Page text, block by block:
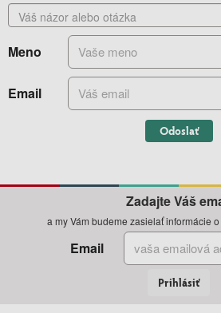
Meno
Email
Odoslať
Zadajte Váš
a my Vám budeme zasielať informácie
Email
Prihlásiť